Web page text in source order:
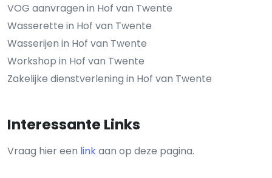
VOG aanvragen in Hof van Twente
Wasserette in Hof van Twente
Wasserijen in Hof van Twente
Workshop in Hof van Twente
Zakelijke dienstverlening in Hof van Twente
Interessante Links
Vraag hier een linkaan op deze pagina.